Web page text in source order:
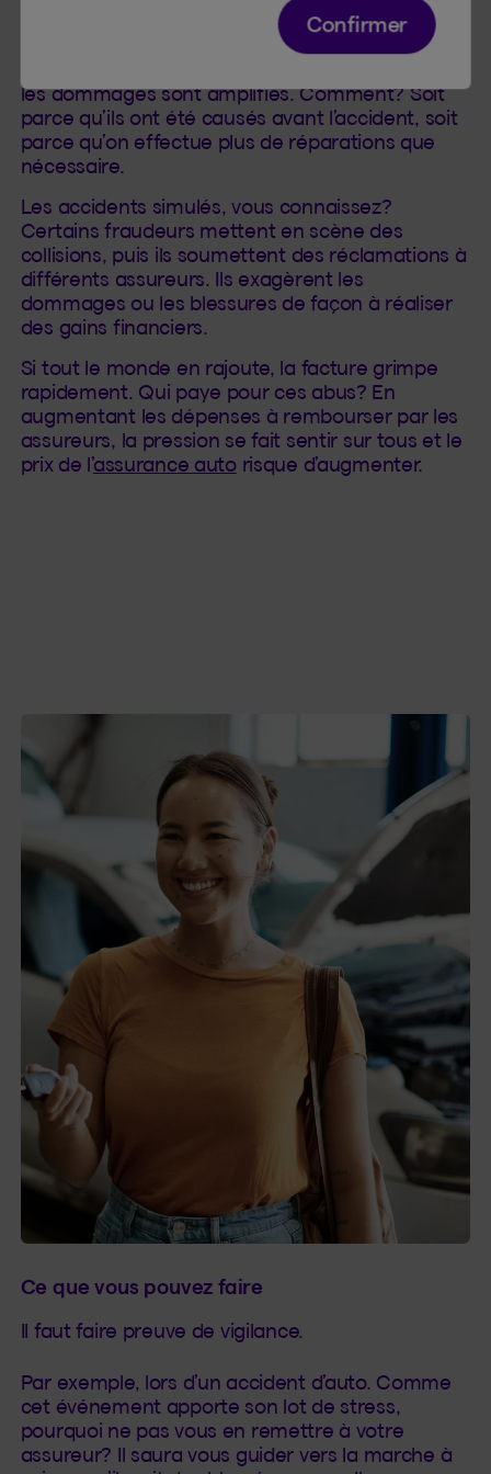
collective: l’exagération ou les fausses
les dommages sont amplifiés. Comment? Soit
parce qu’ils ont été causés avant l’accident, soit
parce qu’on effectue plus de réparations que
nécessaire.
Les accidents simulés, vous connaissez?
Certains fraudeurs mettent en scène des
collisions, puis ils soumettent des réclamations à
différents assureurs. Ils exagèrent les
dommages ou les blessures de façon à réaliser
des gains financiers.
Si tout le monde en rajoute, la facture grimpe
rapidement. Qui paye pour ces abus? En
augmentant les dépenses à rembourser par les
assureurs, la pression se fait sentir sur tous et le
prix de l’assurance autorisque d’augmenter.
Ce que vous pouvez faire
Il faut faire preuve de vigilance.
Par exemple, lors d’un accident d’auto. Comme
cet événement apporte son lot de stress,
pourquoi ne pas vous en remettre à votre
assureur? Il saura vous guider vers la marche à
Confirmer